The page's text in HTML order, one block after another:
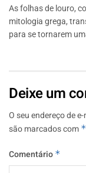
As folhas de louro,
mitologia grega,
para se tornarem
Deixe um
O seu endereço de
são marcados com *
Comentário *